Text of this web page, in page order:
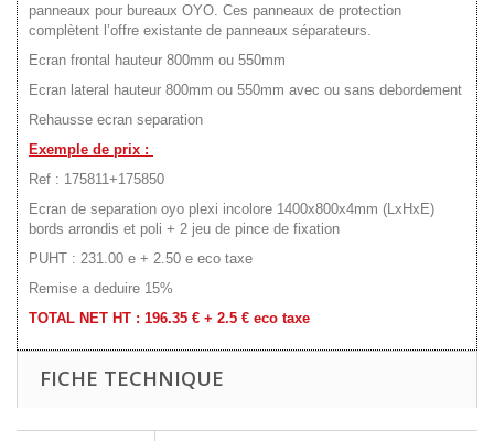
panneaux pour bureaux OYO. Ces panneaux de protection
complètent l’offre existante de panneaux séparateurs.
Ecran frontal hauteur 800mm ou 550mm
Ecran lateral hauteur 800mm ou 550mm avec ou sans debordement
Rehausse ecran separation
Exemple de prix :
Ref : 175811+175850
Ecran de separation oyo plexi incolore 1400x800x4mm (LxHxE)
bords arrondis et poli + 2 jeu de pince de fixation
PUHT : 231.00 e + 2.50 e eco taxe
Remise a deduire 15%
TOTAL NET HT : 196.35 € + 2.5 € eco taxe
FICHE TECHNIQUE